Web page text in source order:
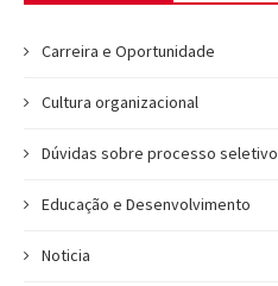
Carreira e Oportunidade
Cultura organizacional
Dúvidas sobre processo seletivo
Educação e Desenvolvimento
Noticia